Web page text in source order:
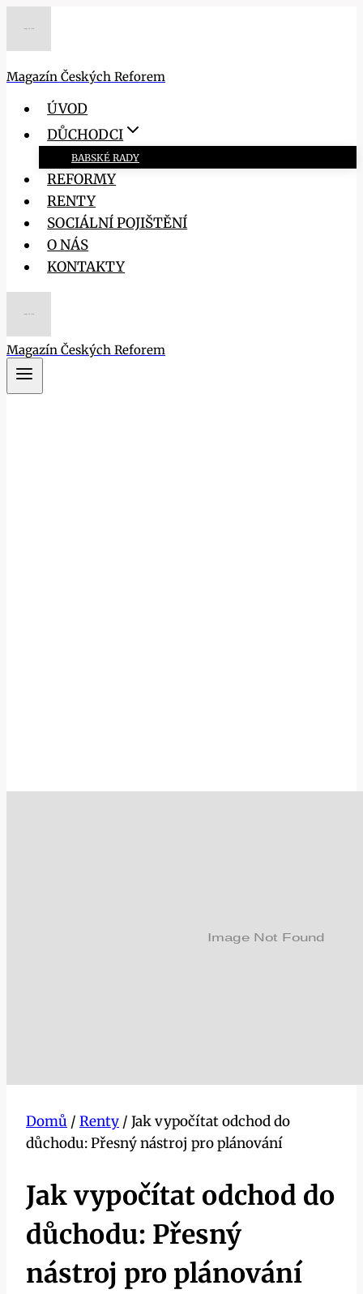
Magazín Českých Reforem
ÚVOD
DŮCHODCI
BABSKÉ RADY
REFORMY
RENTY
SOCIÁLNÍ POJIŠTĚNÍ
O NÁS
KONTAKTY
Magazín Českých Reforem
Domů / Renty / Jak vypočítat odchod do
důchodu: Přesný nástroj pro plánování
Jak vypočítat odchod do
důchodu: Přesný
nástroj pro plánování